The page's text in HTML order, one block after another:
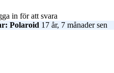
in för att svara
Polaroid 17 år, 7 månader sen